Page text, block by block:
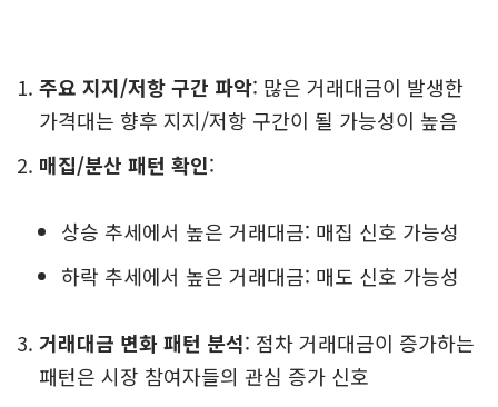
주요 지지/저항 구간 파악: 많은 거래대금이 발생한
가격대는 향후 지지/저항 구간이 될 가능성이 높음
매집/분산 패턴 확인:
상승 추세에서 높은 거래대금: 매집 신호 가능성
하락 추세에서 높은 거래대금: 매도 신호 가능성
거래대금 변화 패턴 분석: 점차 거래대금이 증가하는
패턴은 시장 참여자들의 관심 증가 신호